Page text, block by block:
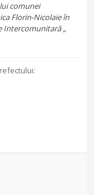
comunei
Florin-Nicolaie în
Intercomunitară „
: